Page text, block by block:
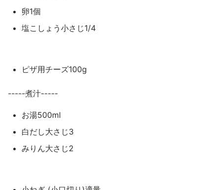
卵1個
塩こしょう小さじ1/4
ピザ用チーズ100g
-----煮汁-----
お湯500ml
白だし大さじ3
みりん大さじ2